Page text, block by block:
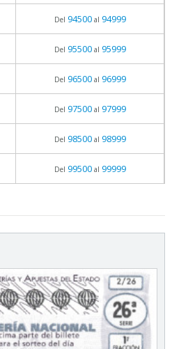
Del 94500al 94999
Del 95500al 95999
Del 96500al 96999
Del 97500al 97999
Del 98500al 98999
Del 99500al 99999